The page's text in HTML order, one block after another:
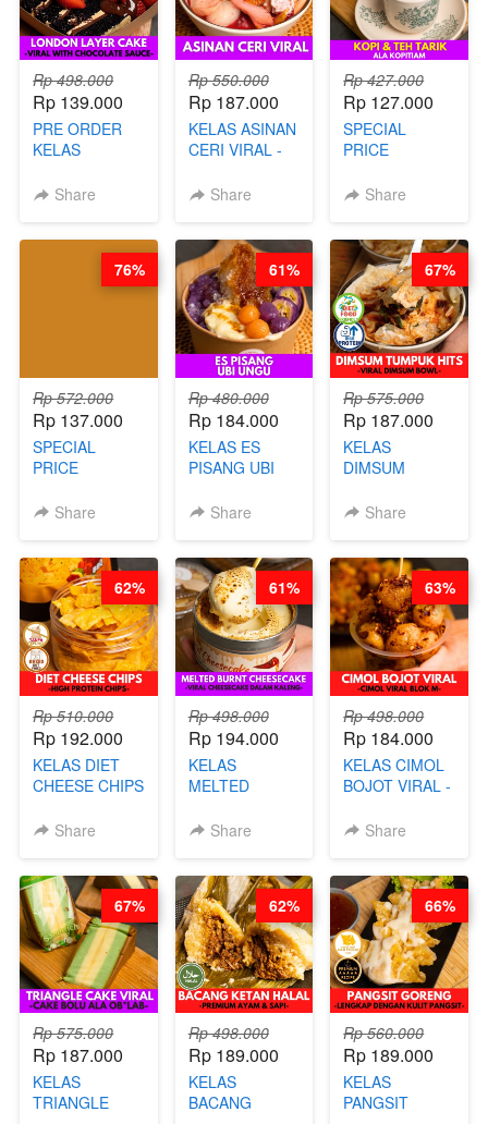
Rp 498.000
Rp 139.000
PRE ORDER
KELAS
LAYER CAKE -
SAUCE- BY
(TAYANG 18
Share
Rp 550.000
Rp 187.000
KELAS ASINAN
CERI VIRAL -
Share
Rp 427.000
Rp 127.000
SPECIAL
PRICE
KELAS KOPI &
BARISTA
ARISUDANA
(TANGGAL 10
AGS HARGA
NAIK! )
Share
Rp 572.000
Rp 137.000
SPECIAL
PRICE
KELAS CAKWE
DITA
(TANGGAL 10
AGS HARGA
NAIK! )
Share
76%
Rp 480.000
Rp 184.000
KELAS ES
PISANG UBI
CHEF DITA
Share
61%
Rp 575.000
Rp 187.000
KELAS
DIMSUM
- VIRAL
STEPHANIE
Share
67%
Rp 510.000
Rp 192.000
KELAS DIET
CHEESE CHIPS
PROTEIN
Share
62%
Rp 498.000
Rp 194.000
KELAS
MELTED
CHEESECAKE -
DALAM
KALENG-BY
CHEF DITA
Share
61%
Rp 498.000
Rp 184.000
KELAS CIMOL
BOJOT VIRAL -
BLOK M -BY
JUNI)
Share
63%
Rp 575.000
Rp 187.000
KELAS
TRIANGLE
67%
Rp 498.000
Rp 189.000
KELAS
BACANG
62%
Rp 560.000
Rp 189.000
KELAS
PANGSIT
66%